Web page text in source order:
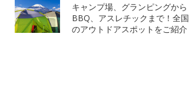
キャンプ場、グランピングから
BBQ、アスレチックまで！全国
のアウトドアスポットをご紹介